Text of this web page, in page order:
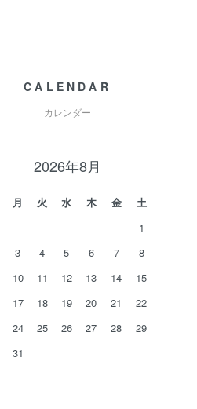
CALENDAR
カレンダー
2026年8月
月 火 水 木 金
土
1
3 4 5 6 7
8
10 11 12 13 14
15
17 18 19 20 21
22
24 25 26 27 28
29
31